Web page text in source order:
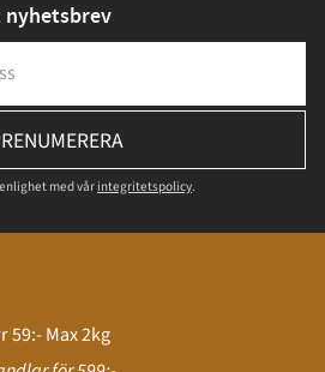
nyhetsbrev
med vårintegritetspolicy.
Max 2kg